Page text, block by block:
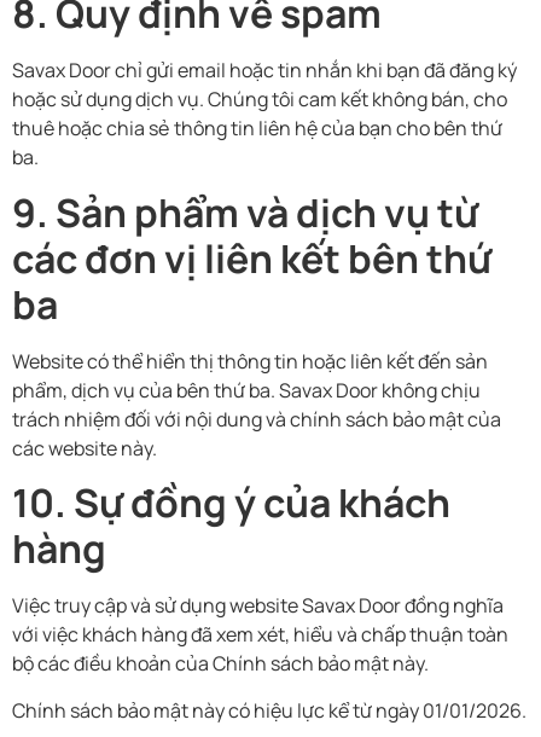
8. Quy định về spam
Savax Door chỉ gửi email hoặc tin nhắn khi bạn đã đăng ký
hoặc sử dụng dịch vụ. Chúng tôi cam kết không bán, cho
thuê hoặc chia sẻ thông tin liên hệ của bạn cho bên thứ
ba.
9. Sản phẩm và dịch vụ từ
các đơn vị liên kết bên thứ
ba
Website có thể hiển thị thông tin hoặc liên kết đến sản
phẩm, dịch vụ của bên thứ ba. Savax Door không chịu
trách nhiệm đối với nội dung và chính sách bảo mật của
các website này.
10. Sự đồng ý của khách
hàng
Việc truy cập và sử dụng website Savax Door đồng nghĩa
với việc khách hàng đã xem xét, hiểu và chấp thuận toàn
bộ các điều khoản của Chính sách bảo mật này.
Chính sách bảo mật này có hiệu lực kể từ ngày 01/01/2026.